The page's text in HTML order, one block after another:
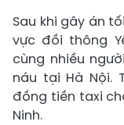
Sau khi gây án
vực đồi thông
cùng nhiều
náu tại Hà Nội.
đồng tiền taxi
Ninh.